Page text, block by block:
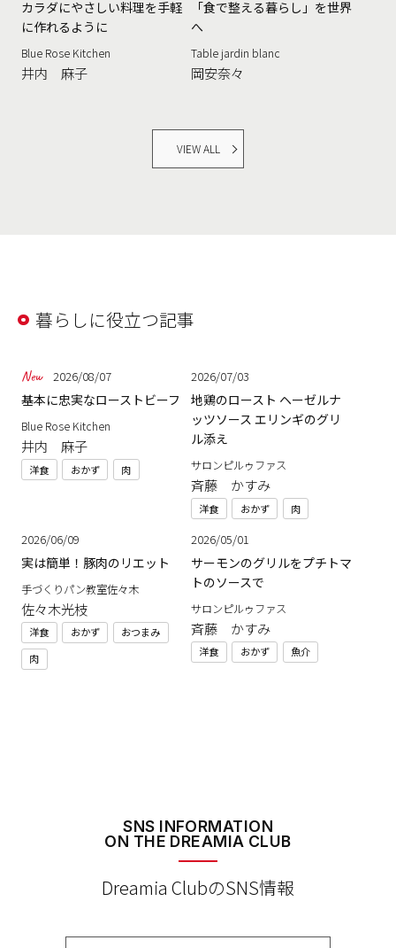
カラダにやさしい料理を手軽
に作れるように
Blue Rose Kitchen
井内 麻子
「食で整える暮らし」を世界
へ
Table jardin blanc
岡安奈々
VIEW ALL
暮らしに役立つ記事
2026/08/07
基本に忠実なローストビーフ
Blue Rose Kitchen
井内 麻子
洋食 おかず 肉
2026/07/03
地鶏のロースト ヘーゼルナ
ッツソース エリンギのグリ
ル添え
サロンピルゥファス
斉藤 かすみ
洋食 おかず 肉
2026/06/09
実は簡単！豚肉のリエット
手づくりパン教室佐々木
佐々木光枝
洋食 おかず
おつまみ
肉
2026/05/01
サーモンのグリルをプチトマ
トのソースで
サロンピルゥファス
斉藤 かすみ
洋食 おかず 魚介
SNS INFORMATION
ON THE DREAMIA CLUB
Dreamia ClubのSNS情報